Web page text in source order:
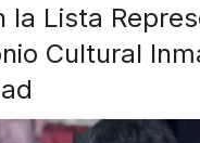
la Lista
Cultural